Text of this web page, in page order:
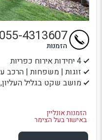
4 יחידות אירוח כפריות
זוגות | משפחות | הרכב
מושב שקט בגליל העליון,
הזמנות אונליין
באישור בעל הצימר
055-4313607
הזמנות